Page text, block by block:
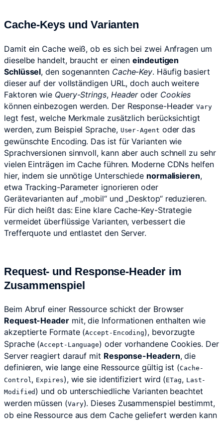
Cache-Keys und Varianten
Damit ein Cache weiß, ob es sich bei zwei Anfragen um
dieselbe handelt, braucht er eineneindeutigen
Schlüssel, den sogenannten Cache-Key. Häufig basiert
dieser auf der vollständigen URL, doch auch weitere
Faktoren wie Query-Strings, Headeroder Cookies
können einbezogen werden. Der Response-HeaderVary
legt fest, welche Merkmale zusätzlich berücksichtigt
werden, zum Beispiel Sprache, User-Agent oder das
gewünschte Encoding. Das ist für Varianten wie
Sprachversionen sinnvoll, kann aber auch schnell zu sehr
vielen Einträgen im Cache führen. Moderne CDNs helfen
hier, indem sie unnötige Unterschiede normalisieren,
etwa Tracking-Parameter ignorieren oder
Gerätevarianten auf „mobil“ und „Desktop“ reduzieren.
Für dich heißt das: Eine klare Cache-Key-Strategie
vermeidet überflüssige Varianten, verbessert die
Trefferquote und entlastet den Server.
Request- und Response-Header im
Zusammenspiel
Beim Abruf einer Ressource schickt der Browser
Request-Headermit, die Informationen enthalten wie
akzeptierte Formate (Accept-Encoding), bevorzugte
Sprache (Accept-Language) oder vorhandene Cookies. Der
Server reagiert darauf mit Response-Headern, die
definieren, wie lange eine Ressource gültig ist (Cache-
Control, Expires), wie sie identifiziert wird (ETag, Last-
Modified ) und ob unterschiedliche Varianten beachtet
werden müssen (Vary). Dieses Zusammenspiel bestimmt,
ob eine Ressource aus dem Cache geliefert werden kann